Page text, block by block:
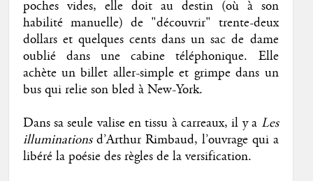
poches vides, elle doit au destin (où à son
habilité manuelle) de "découvrir" trente-deux
dollars et quelques cents dans un sac de dame
oublié dans une cabine téléphonique. Elle
achète un billet aller-simple et grimpe dans un
bus qui relie son bled à New-York.
Dans sa seule valise en tissu à carreaux, il y a Les
illuminationsd’Arthur Rimbaud, l’ouvrage qui a
libéré la poésie des règles de la versification.